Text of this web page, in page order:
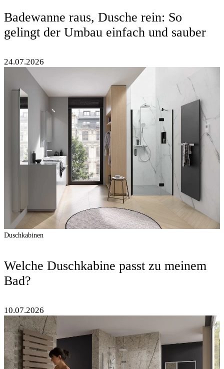
Badewanne raus, Dusche rein: So
gelingt der Umbau einfach und sauber
24.07.2026
Duschkabinen
Welche Duschkabine passt zu meinem
Bad?
10.07.2026